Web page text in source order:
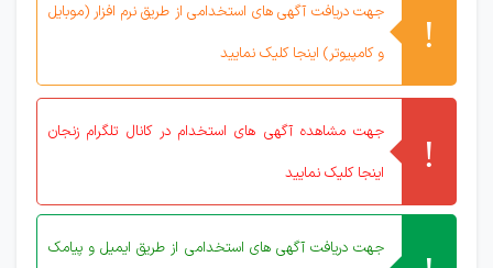
جهت دریافت آگهی های استخدامی از طریق نرم افزار (موبایل
و کامپیوتر) اینجا کلیک نمایید
جهت مشاهده آگهی های استخدام در کانال تلگرام زنجان
اینجا کلیک نمایید
جهت دریافت آگهی های استخدامی از طریق ایمیل و پیامک